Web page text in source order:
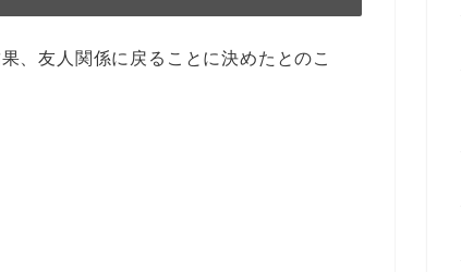
、友人関係に戻ることに決めたとのこ